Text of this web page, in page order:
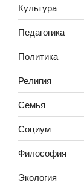
Культура
Педагогика
Политика
Религия
Семья
Социум
Философия
Экология